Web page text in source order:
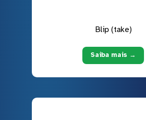
Blip (take)
Saiba mais →